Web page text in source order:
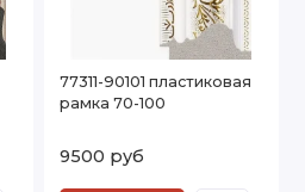
77311-90101 пластиковая
рамка 70-100
9500 руб